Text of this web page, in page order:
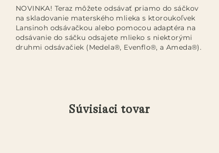
NOVINKA! Teraz môžete odsávať priamo do sáčkov
na skladovanie materského mlieka s ktoroukoľvek
Lansinoh odsávačkou alebo pomocou adaptéra na
odsávanie do sáčku odsajete mlieko s niektorými
druhmi odsávačiek (Medela®, Evenflo®, a Ameda®).
Súvisiaci tovar